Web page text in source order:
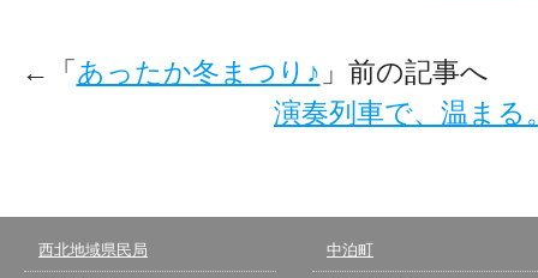
←「あったか冬まつり♪ 」前の記事へ
演奏列車で、温まる
西北地域県民局 中泊町